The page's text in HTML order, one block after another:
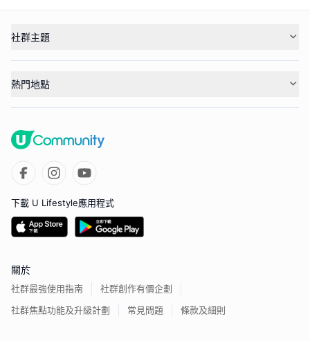
社群主題
熱門地點
下載 U Lifestyle應用程式
關於
社群最強使用指南
社群創作有價企劃
社群焦點功能及升級計劃
常見問題 條款及細則